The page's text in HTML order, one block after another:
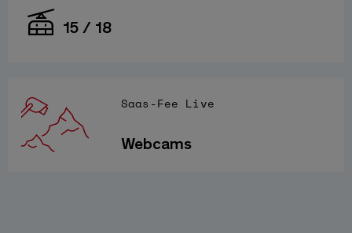
15 / 18
Saas-Fee Live
Webcams